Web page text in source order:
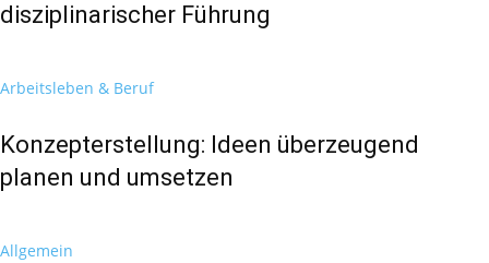
disziplinarischer Führung
Arbeitsleben & Beruf
Konzepterstellung: Ideen überzeugend
planen und umsetzen
Allgemein